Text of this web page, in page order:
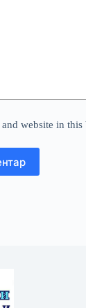
website in